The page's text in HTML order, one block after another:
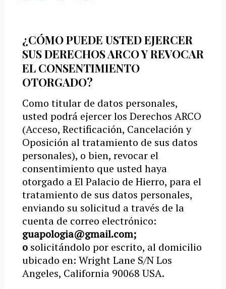
¿CÓMO PUEDE USTED EJERCER
SUS DERECHOS ARCO Y REVOCAR
EL CONSENTIMIENTO
OTORGADO?
Como titular de datos personales,
usted podrá ejercer los Derechos ARCO
(Acceso, Rectificación, Cancelación y
Oposición al tratamiento de sus datos
personales), o bien, revocar el
consentimiento que usted haya
otorgado a El Palacio de Hierro, para el
tratamiento de sus datos personales,
enviando su solicitud a través de la
cuenta de correo electrónico:
guapologia@gmail.com;
o solicitándolo por escrito, al domicilio
ubicado en: Wright Lane S/N Los
Angeles, California 90068 USA.